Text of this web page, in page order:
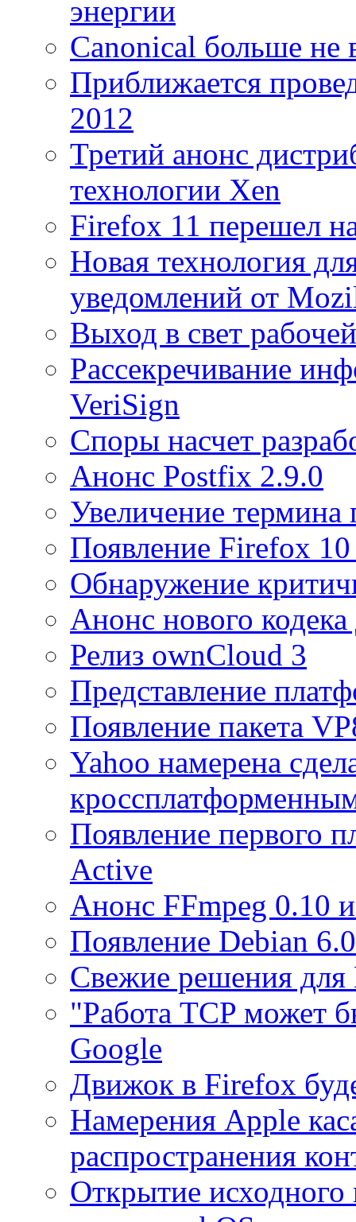
энергии
Canonical больше не
Приближается
2012
Третий анонс
технологии Xen
Firefox 11 перешел
Новая технология
уведомлений от
Выход в свет
Рассекречивание
VeriSign
Споры насчет
Анонс Postfix 2.9.0
Увеличение
Появление Firefox
Обнаружение
Анонс нового
Релиз ownCloud 3
Представление
Появление пакета
Yahoo намерена
Появление первого
Active
Анонс FFmpeg 0.10
Появление Debian
Свежие решения
"Работа TCP может
Google
Движок в Firefox
Намерения Apple
распространения
Открытие